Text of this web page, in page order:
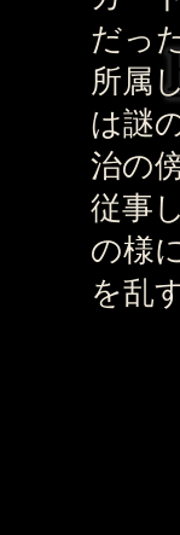
だっ
所属
は謎
治の
従事
の様
を乱